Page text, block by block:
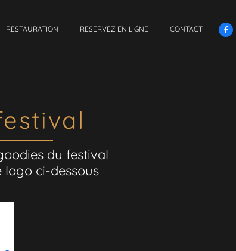
RESTAURATION RESERVEZ EN LIGNE CONTACT 
du festival
logo ci-dessous